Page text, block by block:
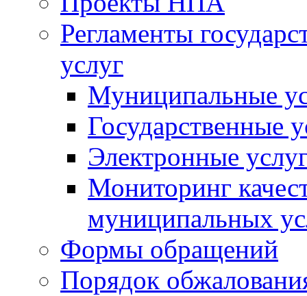
Регламенты
услуг
Муниципальные
Государственные
Электронные
Мониторинг
муниципальных
Формы обращений
Порядок